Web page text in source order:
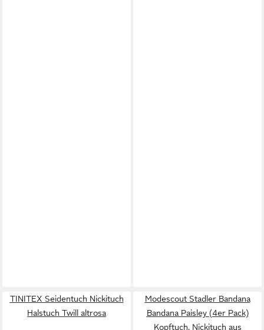
TINITEX Seidentuch Nickituch
Halstuch Twill altrosa
Modescout Stadler Bandana
Bandana Paisley (4er Pack)
Kopftuch, Nickituch aus